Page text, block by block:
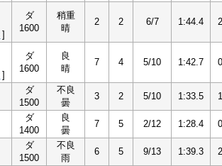
]
ダ
1600
稍重
晴
2 2 6/7 1:44.4
]
ダ
1600
良
晴
7 4 5/10 1:42.7
ダ
1500
不良
曇
3 2 5/10 1:33.5
ダ
1400
良
曇
7 5 2/12 1:28.4
ダ
1500
不良
雨
6 5 9/13 1:39.3